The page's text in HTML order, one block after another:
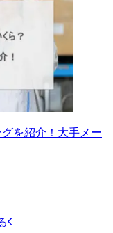
を紹介！大手メー